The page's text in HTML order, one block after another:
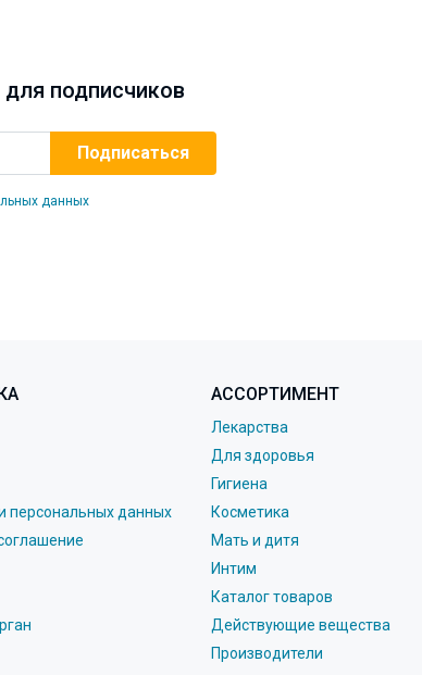
подписчиков
данных
персональных данных
АССОРТИМЕНТ
Лекарства
Для здоровья
Гигиена
Косметика
Мать и дитя
Интим
Каталог товаров
Действующие вещества
Производители